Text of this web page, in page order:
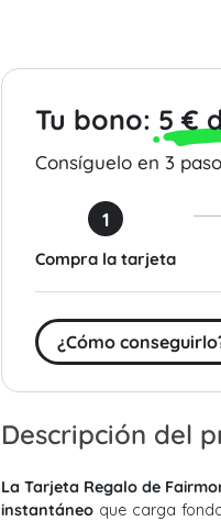
Tu bono: 5 €
Consíguelo en 3
1
Compra la tarjeta
¿Cómo
Descripción del
La Tarjeta Regalo de
instantáneo que carga